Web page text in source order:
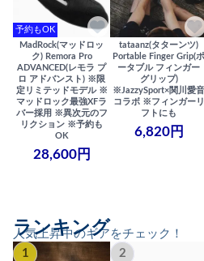
予約もOK
MadRock(マッドロッ
ク) Remora Pro
ADVANCED(レモラ プ
ロ アドバンスト) ※限
定リミテッドモデル ※
マッドロック最強XFラ
バー採用 ※異次元のフ
リクション ※予約も
OK
28,600円
tataanz(タターンツ)
Portable Finger Grip(ポ
ータブル フィンガー
グリップ)
※JazzySport×関川愛音
コラボ ※フィンガーリ
フトにも
6,820円
人気上昇中のギアをチェック！
ランキング
1 2